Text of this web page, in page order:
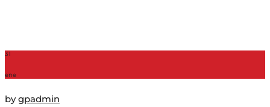
31
ene
bygpadmin